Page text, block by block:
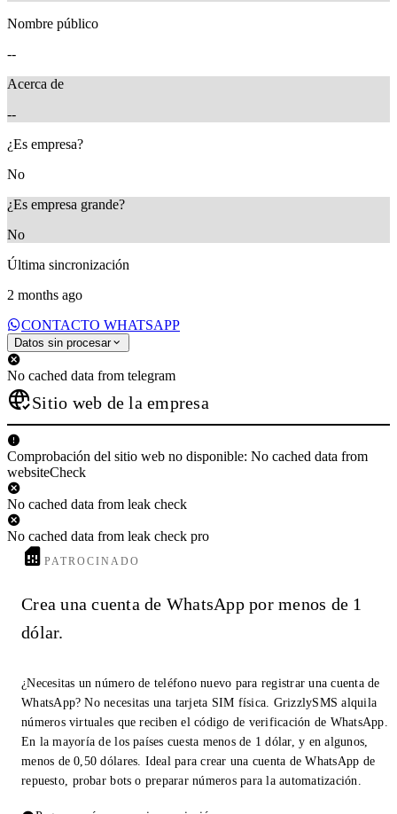
Nombre público
--
Acerca de
--
¿Es empresa?
No
¿Es empresa grande?
No
Última sincronización
2 months ago
CONTACTO WHATSAPP
Datos sin procesar
No cached data from telegram
Sitio web de la empresa
Comprobación del sitio web no disponible: No cached data from
websiteCheck
No cached data from leak check
No cached data from leak check pro
PATROCINADO
Crea una cuenta de WhatsApp por menos de 1
dólar.
¿Necesitas un número de teléfono nuevo para registrar una cuenta de
WhatsApp? No necesitas una tarjeta SIM física. GrizzlySMS alquila
números virtuales que reciben el código de verificación de WhatsApp.
En la mayoría de los países cuesta menos de 1 dólar, y en algunos,
menos de 0,50 dólares. Ideal para crear una cuenta de WhatsApp de
repuesto, probar bots o preparar números para la automatización.